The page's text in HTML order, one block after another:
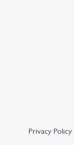
Privacy Policy